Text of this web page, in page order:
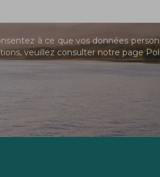
à ce que vos données
veuillez consulter notre page